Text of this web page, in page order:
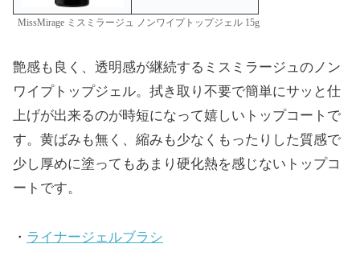
MissMirage ミスミラージュ ノンワイプトップジェル 15g
艶感も良く、透明感が継続するミスミラージュのノン
ワイプトップジェル。拭き取り不要で簡単にサッと仕
上げが出来るのが時短になって嬉しいトップコートで
す。黄ばみも無く、縮みも少なくもったりした質感で
少し厚めに塗ってもあまり硬化熱を感じないトップコ
ートです。
・ ライナージェルブラシ